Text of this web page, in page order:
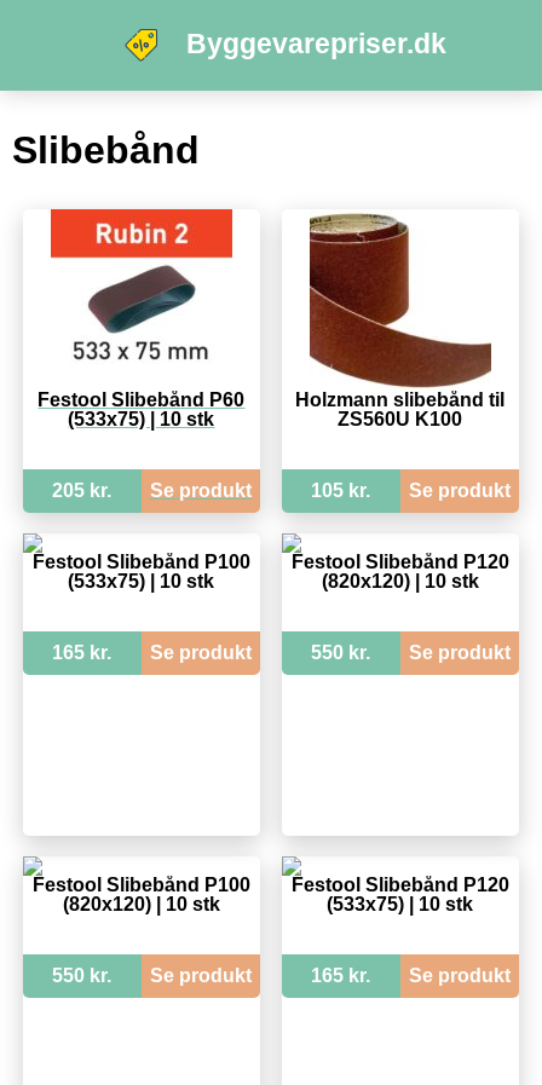
Byggevarepriser.dk
Slibebånd
Festool Slibebånd P60
(533x75) | 10 stk
205 kr. Se produkt
Holzmann slibebånd til
ZS560U K100
105 kr. Se produkt
Festool Slibebånd P100
(533x75) | 10 stk
165 kr. Se produkt
Festool Slibebånd P120
(820x120) | 10 stk
550 kr. Se produkt
Festool Slibebånd P100
(820x120) | 10 stk
550 kr. Se produkt
Festool Slibebånd P120
(533x75) | 10 stk
165 kr. Se produkt